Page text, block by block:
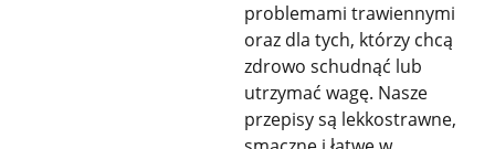
problemami trawiennymi
oraz dla tych, którzy chcą
zdrowo schudnąć lub
utrzymać wagę. Nasze
przepisy są lekkostrawne,